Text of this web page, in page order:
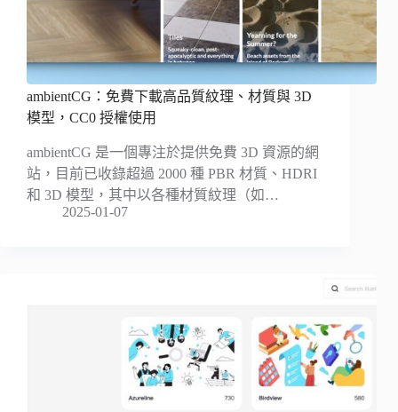
ambientCG：免費下載高品質紋理、材質與 3D
模型，CC0 授權使用
ambientCG 是一個專注於提供免費 3D 資源的網
站，目前已收錄超過 2000 種 PBR 材質、HDRI
和 3D 模型，其中以各種材質紋理（如…
2025-01-07